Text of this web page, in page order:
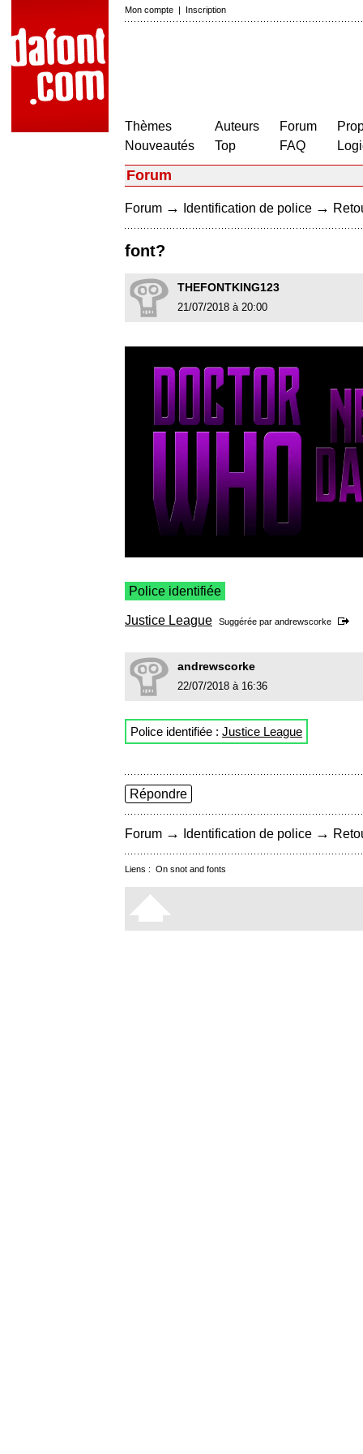
Mon compte | Inscription
Thèmes
Nouveautés
Auteurs
Top
Forum
FAQ
Forum
Forum → Identification de police →
font?
THEFONTKING123
21/07/2018 à 20:00
Police identifiée
Justice League Suggérée par andrewscorke
andrewscorke
22/07/2018 à 16:36
Police identifiée : Justice League
Répondre
Forum → Identification de police →
Liens : On snot and fonts